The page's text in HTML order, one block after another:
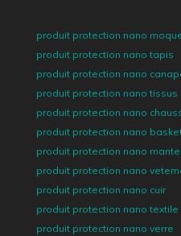
produit protection nano
produit protection nano tapis
produit protection nano
produit protection nano tissus
produit protection nano
produit protection nano
produit protection nano
produit protection nano
produit protection nano cuir
produit protection nano textile
produit protection nano verre